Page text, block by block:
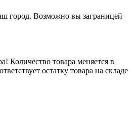
город. Возможно вы заграницей
Количество товара меняется в
остатку товара на складе